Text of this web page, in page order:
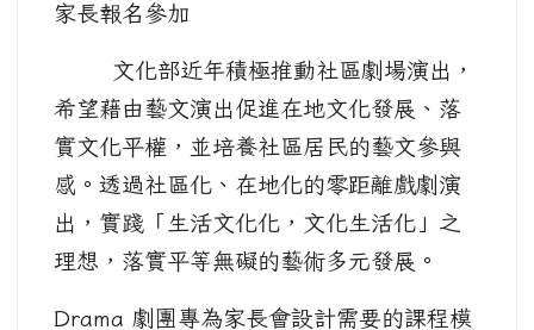
家長報名參加
文化部近年積極推動社區劇場演出，
希望藉由藝文演出促進在地文化發展、落
實文化平權，並培養社區居民的藝文參與
感。透過社區化、在地化的零距離戲劇演
出，實踐「生活文化化，文化生活化」之
理想，落實平等無礙的藝術多元發展。
Drama 劇團專為家長會設計需要的課程模